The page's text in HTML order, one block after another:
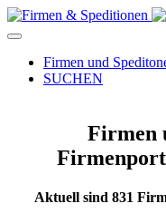
Firmen und
SUCHEN
Firmen
Aktuell sind 831